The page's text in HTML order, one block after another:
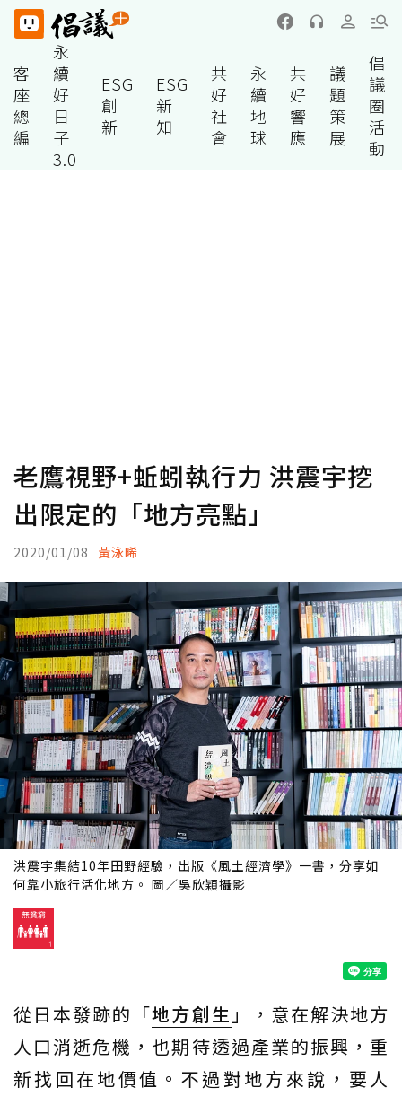
客
座
總
編
永
續
好
日
子
3.0
ESG
創
新
ESG
新
知
共
好
社
會
永
續
地
球
共
好
響
應
議
題
策
展
倡
議
圈
活
動
老鷹視野+蚯蚓執行力 洪震宇挖
出限定的「地方亮點」
2020/01/08 黃泳晞
洪震宇集結10年田野經驗，出版《風土經濟學》一書，分享如
何靠小旅行活化地方。 圖／吳欣穎攝影
從日本發跡的「地方創生 」，意在解決地方
人口消逝危機，也期待透過產業的振興，重
新找回在地價值。不過對地方來說，要人